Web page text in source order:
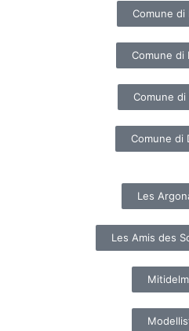
Comune di
Comune di
Comune di
Comune di
Les
Les Amis des